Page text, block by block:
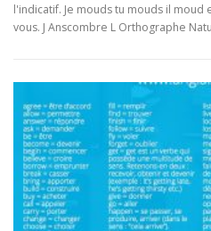
l'indicatif. Je mouds tu mouds il
vous. J Anscombre L Orthographe